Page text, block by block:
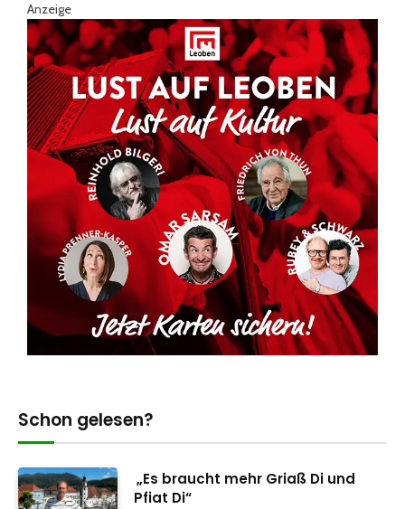
Anzeige
Schon gelesen?
„Es braucht mehr Griaß Di und
Pfiat Di“